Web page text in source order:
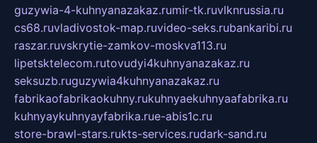
guzywia-4-kuhnyanazakaz.rumir-tk.ruvlknrussia.ru
cs68.ruvladivostok-map.ruvideo-seks.rubankaribi.ru
raszar.ruvskrytie-zamkov-moskva113.ru
lipetsktelecom.rutovudyi4kuhnyanazakaz.ru
seksuzb.ruguzywia4kuhnyanazakaz.ru
fabrikaofabrikaokuhny.rukuhnyaekuhnyaafabrika.ru
kuhnyaykuhnyayfabrika.rue-abis1c.ru
store-brawl-stars.rukts-services.rudark-sand.ru